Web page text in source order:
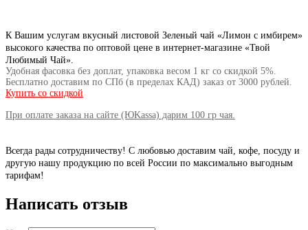
К Вашим услугам вкусный листовой Зеленый чай «Лимон с имбирем»
высокого качества по оптовой цене в интернет-магазине «Твой
Любимый Чай».
Удобная фасовка без доплат, упаковка весом 1 кг со скидкой 5%.
Бесплатно доставим по СПб (в пределах КАД) заказ от 3000 рублей.
Купить со скидкой
При оплате заказа на сайте (ЮKassa) дарим 100 гр чая.
Всегда рады сотрудничеству! С любовью доставим чай, кофе, посуду и
другую нашу продукцию по всей России по максимально выгодным
тарифам!
Написать отзыв